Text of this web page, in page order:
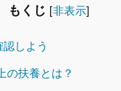
もくじ [非表示]
しよう
の扶養とは？